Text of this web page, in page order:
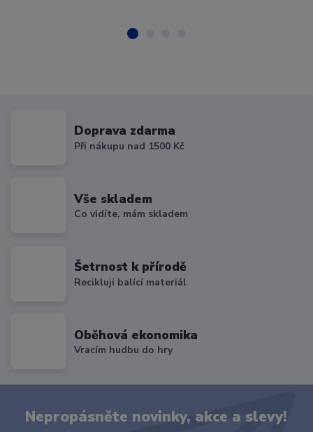
Doprava zdarma
Při nákupu nad 1500 Kč
Vše skladem
Co vidíte, mám skladem
Šetrnost k přírodě
Recikluji balící materiál
Oběhová ekonomika
Vracím hudbu do hry
Nepropásněte novinky, akce a slevy!